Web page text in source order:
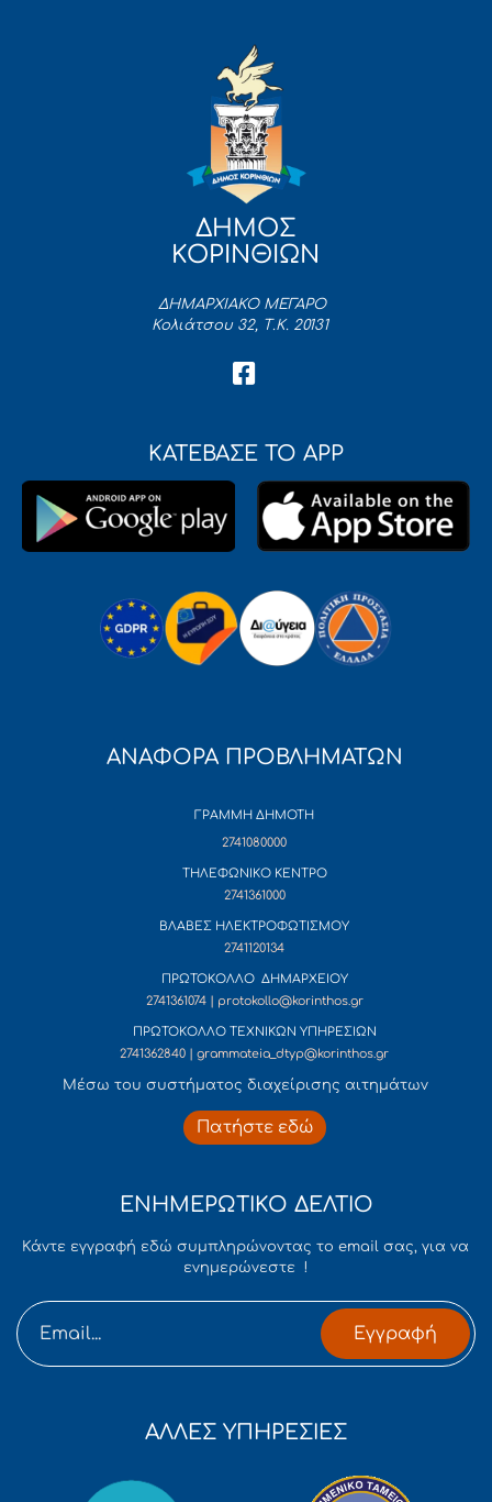
ΔΗΜΟΣ
ΚΟΡΙΝΘΙΩΝ
ΔΗΜΑΡΧΙΑΚΟ ΜΕΓΑΡΟ
Κολιάτσου 32, Τ.Κ. 20131
ΚΑΤΕΒΑΣΕ ΤΟ APP
ΑΝΑΦΟΡΑ ΠΡΟΒΛΗΜΑΤΩΝ
ΓΡΑΜΜΗ ΔΗΜΟΤΗ
2741080000
ΤΗΛΕΦΩΝΙΚΟ ΚΕΝΤΡΟ
2741361000
ΒΛΑΒΕΣ ΗΛΕΚΤΡΟΦΩΤΙΣΜΟΥ
2741120134
ΠΡΩΤΟΚΟΛΛΟ ΔΗΜΑΡΧΕΙΟΥ
2741361074 | protokollo@korinthos.gr
ΠΡΩΤΟΚΟΛΛΟ ΤΕΧΝΙΚΩΝ ΥΠΗΡΕΣΙΩΝ
2741362840 | grammateia_dtyp@korinthos.gr
Mέσω του συστήματος διαχείρισης αιτημάτων
Πατήστε εδώ
ΕΝΗΜΕΡΩΤΙΚΟ ΔΕΛΤΙΟ
Κάντε εγγραφή εδώ συμπληρώνοντας το email σας, για να
ενημερώνεστε !
Εγγραφή
ΑΛΛΕΣ ΥΠΗΡΕΣΙΕΣ